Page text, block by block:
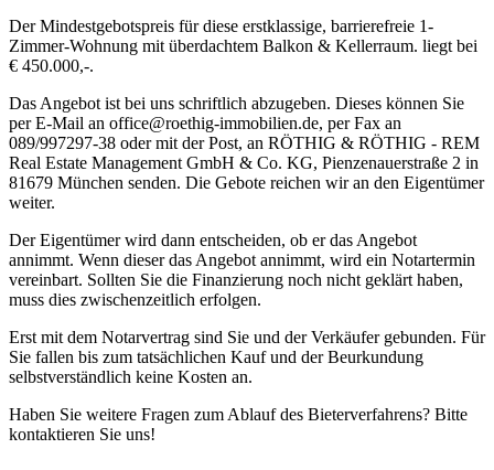
Der Mindestgebotspreis für diese erstklassige, barrierefreie 1-
Zimmer-Wohnung mit überdachtem Balkon & Kellerraum. liegt bei
€ 450.000,-.
Das Angebot ist bei uns schriftlich abzugeben. Dieses können Sie
per E-Mail an office@roethig-immobilien.de, per Fax an
089/997297-38 oder mit der Post, an RÖTHIG & RÖTHIG - REM
Real Estate Management GmbH & Co. KG, Pienzenauerstraße 2 in
81679 München senden. Die Gebote reichen wir an den Eigentümer
weiter.
Der Eigentümer wird dann entscheiden, ob er das Angebot
annimmt. Wenn dieser das Angebot annimmt, wird ein Notartermin
vereinbart. Sollten Sie die Finanzierung noch nicht geklärt haben,
muss dies zwischenzeitlich erfolgen.
Erst mit dem Notarvertrag sind Sie und der Verkäufer gebunden. Für
Sie fallen bis zum tatsächlichen Kauf und der Beurkundung
selbstverständlich keine Kosten an.
Haben Sie weitere Fragen zum Ablauf des Bieterverfahrens? Bitte
kontaktieren Sie uns!